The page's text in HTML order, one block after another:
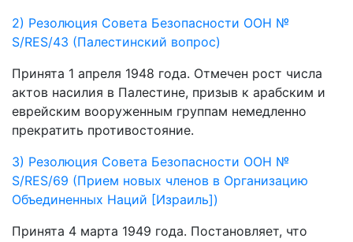
2) Резолюция Совета Безопасности ООН №
S/RES/43 (Палестинский вопрос)
Принята 1 апреля 1948 года. Отмечен рост числа
актов насилия в Палестине, призыв к арабским и
еврейским вооруженным группам немедленно
прекратить противостояние.
3) Резолюция Совета Безопасности ООН №
S/RES/69 (Прием новых членов в Организацию
Объединенных Наций [Израиль])
Принята 4 марта 1949 года. Постановляет, что